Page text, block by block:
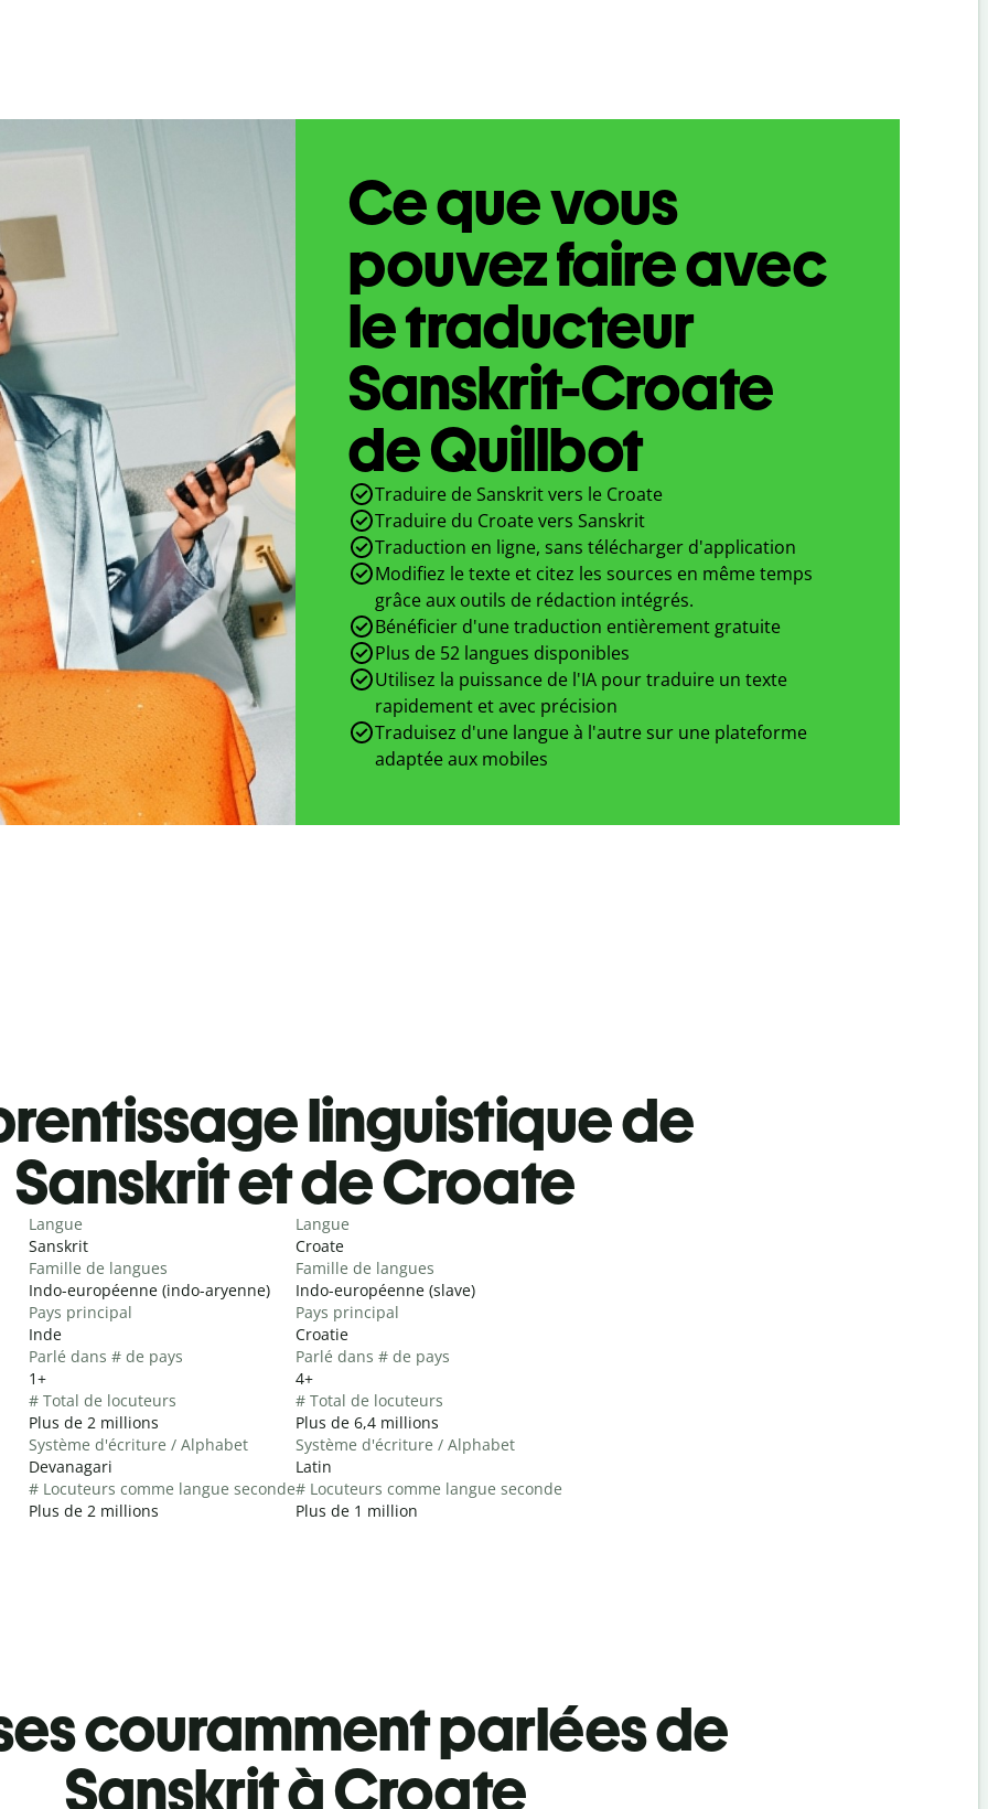
Ce que vous
pouvez faire avec
le traducteur
Sanskrit-Croate
de Quillbot
Traduire de Sanskrit vers le Croate
Traduire du Croate vers Sanskrit
Traduction en ligne, sans télécharger d'application
Modifiez le texte et citez les sources en même temps
grâce aux outils de rédaction intégrés.
Bénéficier d'une traduction entièrement gratuite
Plus de 52 langues disponibles
Utilisez la puissance de l'IA pour traduire un texte
rapidement et avec précision
Traduisez d'une langue à l'autre sur une plateforme
adaptée aux mobiles
linguistique de
Sanskrit et de Croate
Langue
Sanskrit
Famille de langues
Indo-européenne (indo-aryenne)
Pays principal
Inde
Parlé dans # de pays
1+
# Total de locuteurs
Plus de 2 millions
Système d'écriture / Alphabet
Devanagari
# Locuteurs comme langue seconde
Plus de 2 millions
Langue
Croate
Famille de langues
Indo-européenne (slave)
Pays principal
Croatie
Parlé dans # de pays
4+
# Total de locuteurs
Plus de 6,4 millions
Système d'écriture / Alphabet
Latin
# Locuteurs comme langue seconde
Plus de 1 million
couramment parlées de
Sanskrit à Croate